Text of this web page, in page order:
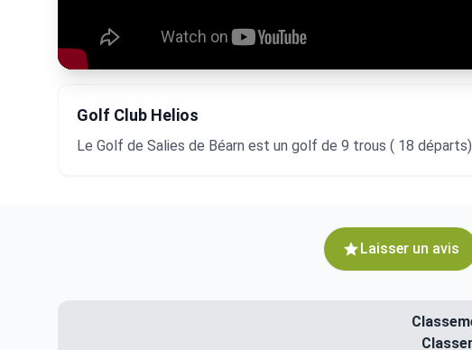
Golf Club Helios
Le Golf de Salies de Béarn est un golf de 9 trous ( 18
Laisser un avis